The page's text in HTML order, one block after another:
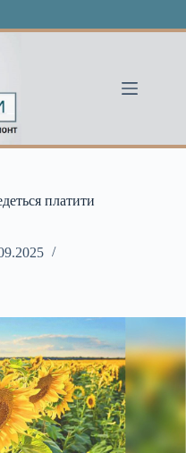
платити